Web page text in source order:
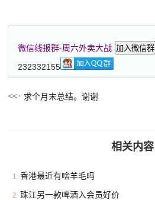
微信线报群-周六外卖大战 加入微信群
232332155
求个月末总结。谢谢
相关内容
1 香港最近有啥羊毛吗
2 珠江另一款啤酒入会员好价